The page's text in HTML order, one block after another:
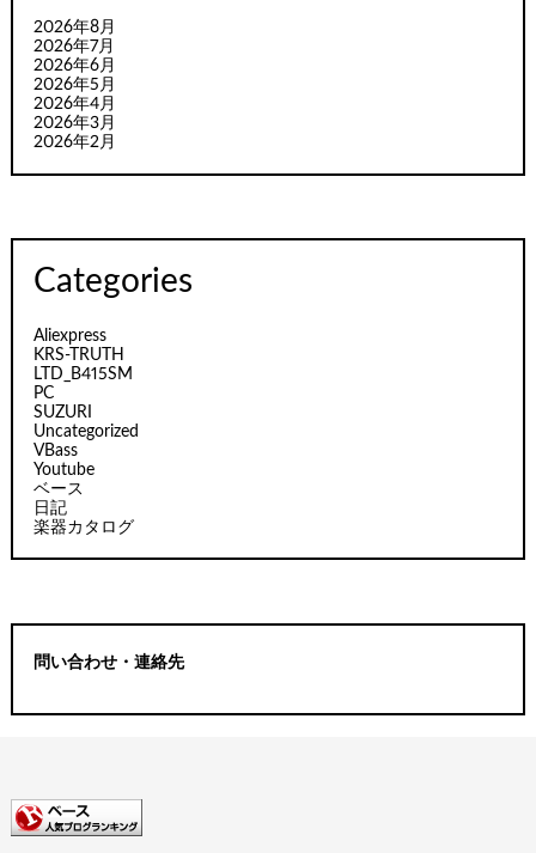
2026年8月
2026年7月
2026年6月
2026年5月
2026年4月
2026年3月
2026年2月
Categories
Aliexpress
KRS-TRUTH
LTD_B415SM
PC
SUZURI
Uncategorized
VBass
Youtube
ベース
日記
楽器カタログ
問い合わせ・連絡先